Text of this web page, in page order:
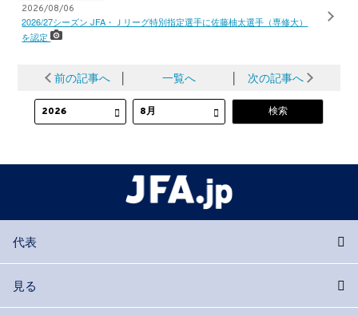
2026/08/06
2026/27シーズン JFA・Ｊリーグ特別指定選手に佐藤柚太選手（専修大）
を認定
前の記事へ │ 一覧へ │ 次の記事へ
代表
見る